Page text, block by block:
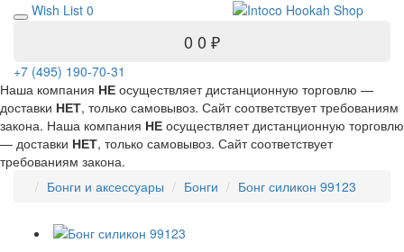
Wish List 0
0 0 ₽
+7 (495) 190-70-31
Наша компания НЕ осуществляет дистанционную торговлю —
доставки НЕТ, только самовывоз. Сайт соответствует требованиям
закона. Наша компания НЕ осуществляет дистанционную торговлю
— доставки НЕТ, только самовывоз. Сайт соответствует
требованиям закона.
Бонги и аксессуары
Бонги Бонг силикон 99123